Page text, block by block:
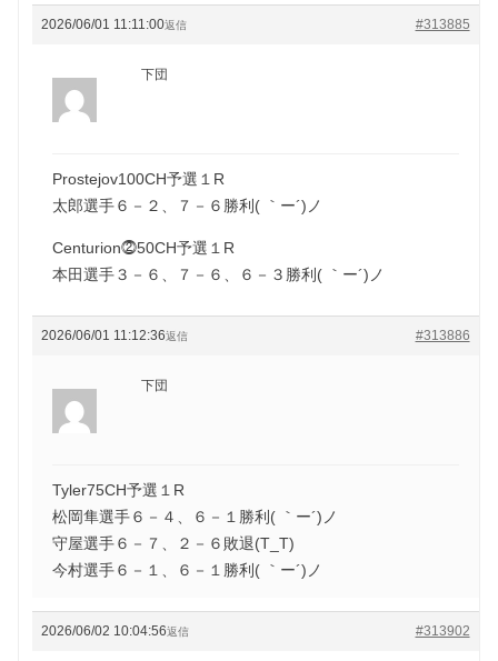
2026/06/01 11:11:00 #313885
返信
下団
Prostejov100CH予選１R
太郎選手６－２、７－６勝利( ｀ー´)ノ
Centurion⓶50CH予選１R
本田選手３－６、７－６、６－３勝利( ｀ー´)ノ
2026/06/01 11:12:36 #313886
返信
下団
Tyler75CH予選１R
松岡隼選手６－４、６－１勝利( ｀ー´)ノ
守屋選手６－７、２－６敗退(T_T)
今村選手６－１、６－１勝利( ｀ー´)ノ
2026/06/02 10:04:56 #313902
返信